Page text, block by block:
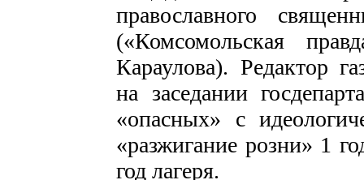
православного
(«Комсомольская
Караулова). Редактор
на заседании
«опасных» с
«разжигание розни» 1
год лагеря.